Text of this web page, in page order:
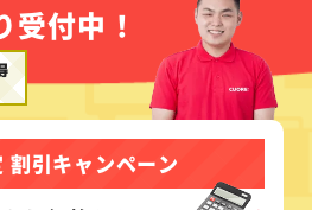
受付中！
割引キャンペーン